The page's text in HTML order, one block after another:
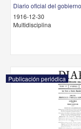
Diario oficial del
1916-12-30
Multidisciplina
Publicación periódica